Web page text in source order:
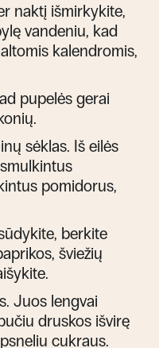
naktį išmirkykite,
vandeniu, kad
kalendromis,
pupelės gerai
sėklas. Iš eilės
pomidorus,
berkite
šviežių
Juos lengvai
druskos išvirę
cukraus.